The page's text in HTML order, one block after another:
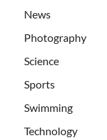
News
Photography
Science
Sports
Swimming
Technology